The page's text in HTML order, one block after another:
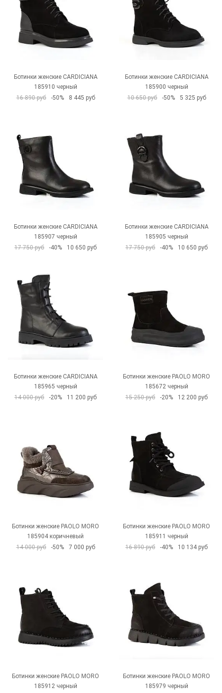
Ботинки женские CARDICIANA
185910 черный
16 890 руб
-50% 8 445 руб
Ботинки женские CARDICIANA
185900 черный
10 650 руб
-50% 5 325 руб
Ботинки женские CARDICIANA
185907 черный
17 750 руб
-40% 10 650 руб
Ботинки женские CARDICIANA
185905 черный
17 750 руб
-40% 10 650 руб
Ботинки женские CARDICIANA
185965 черный
14 000 руб
-20% 11 200 руб
Ботинки женские PAOLO MORO
185672 черный
15 250 руб
-20% 12 200 руб
Ботинки женские PAOLO MORO
185904 коричневый
14 000 руб
-50% 7 000 руб
Ботинки женские PAOLO MORO
185911 черный
16 890 руб
-40% 10 134 руб
Ботинки женские PAOLO MORO
185912 черный
Ботинки женские PAOLO MORO
185979 черный